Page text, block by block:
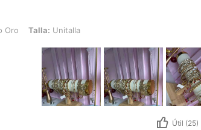
Unitalla
Oro Talla: Unitalla
Útil (25)